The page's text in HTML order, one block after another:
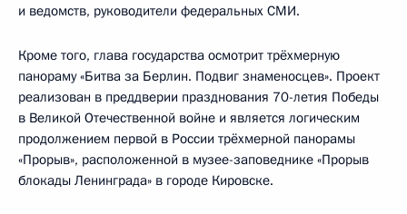
и ведомств, руководители федеральных СМИ.
Кроме того, глава государства осмотрит трёхмерную
панораму «Битва за Берлин. Подвиг знаменосцев». Проект
реализован в преддверии празднования 70-летия Победы
в Великой Отечественной войне и является логическим
продолжением первой в России трёхмерной панорамы
«Прорыв», расположенной в музее-заповеднике «Прорыв
блокады Ленинграда» в городе Кировске.